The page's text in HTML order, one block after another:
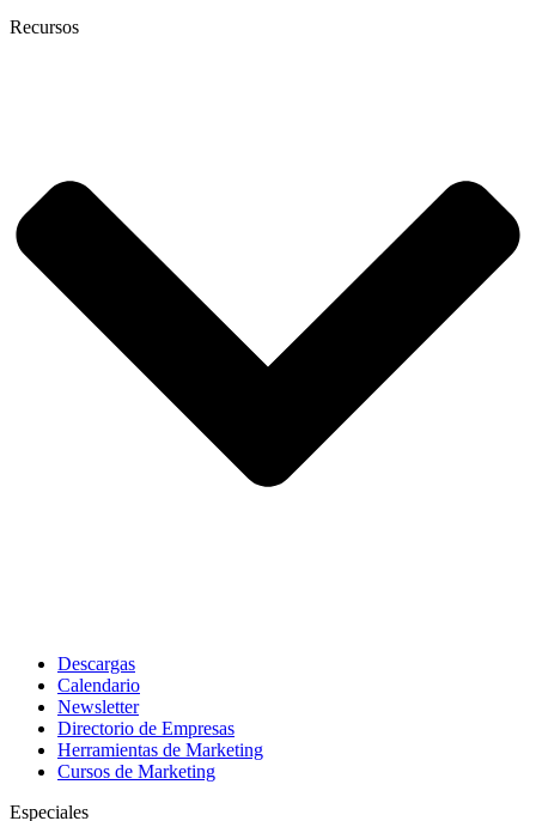
Recursos
Descargas
Calendario
Newsletter
Directorio de Empresas
Herramientas de Marketing
Cursos de Marketing
Especiales